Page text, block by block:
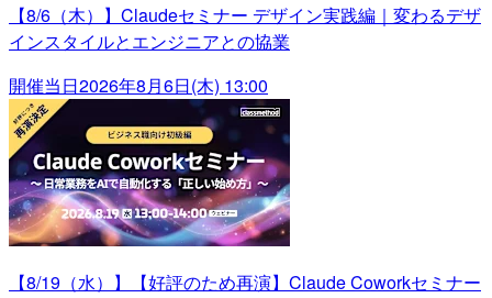
【8/6（木）】Claudeセミナー デザイン実践編｜変わるデザ
インスタイルとエンジニアとの協業
開催当日2026年8月6日(木) 13:00
【8/19（水）】【好評のため再演】Claude Coworkセミナー